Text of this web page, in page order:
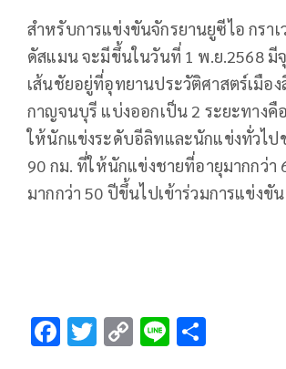
สำหรับการแข่งขันจักรยานยูซีไอ กราเ
ดัสแมน จะมีขึ้นในวันที่ 1 พ.ย.2568 มี
เส้นชัยอยู่ที่อุทยานประวัติศาสตร์เมือ
กาญจนบุรี แบ่งออกเป็น 2 ระยะทางคื
ให้นักแข่งระดับอีลิทและนักแข่งทั่วไ
90 กม. ที่ให้นักแข่งชายที่อายุมากกว่า
มากกว่า 50 ปีขึ้นไปเข้าร่วมการแข่งขัน
F T C Li